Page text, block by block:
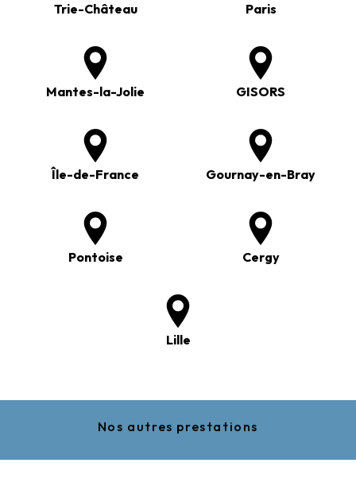
Trie-Château Paris
Mantes-la-Jolie GISORS
Île-de-France Gournay-en-Bray
Pontoise Cergy
Lille
Nos autres prestations